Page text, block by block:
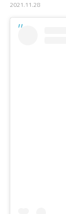
2021.11.28